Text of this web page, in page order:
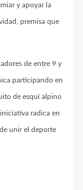
y apoyar la
premisa que
de entre 9 y
participando en
de esquí alpino
radica en
unir el deporte